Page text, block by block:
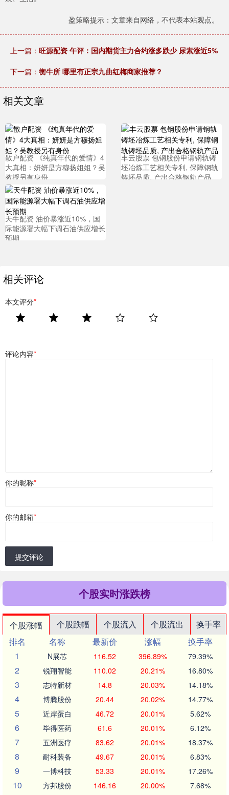
盈策略提示：文章来自网络，不代表本站观点。
上一篇： 旺源配资 午评：国内期货主力合约涨多跌少 尿素涨近5%
下一篇： 衡牛所 哪里有正宗九曲红梅商家推荐？
相关文章
散户配资 《纯真年代的爱情》4
大真相：妍妍是方穆扬姐姐？吴
教授另有身份
丰云股票 包钢股份申请钢轨铸
坯冶炼工艺相关专利, 保障钢轨
铸坯品质, 产出合格钢轨产品
天牛配资 油价暴涨近10%，国
际能源署大幅下调石油供应增长
预期
相关评论
本文评分*
评论内容*
你的昵称*
你的邮箱*
提交评论
个股实时涨跌榜
个股涨幅 个股跌幅 个股流入 个股流出
换手率
排名
名称 最新价 涨幅
换手率
1
N展芯 116.52 396.89% 79.39%
2 锐翔智能 110.02 20.21% 16.80%
3 志特新材 14.8 20.03% 14.18%
4 博腾股份 20.44 20.02% 14.77%
5 近岸蛋白 46.72 20.01% 5.62%
6 毕得医药 61.6 20.01% 6.12%
7 五洲医疗 83.62 20.01% 18.37%
8 耐科装备 49.67 20.01% 6.83%
9 一博科技 53.33 20.01% 17.26%
10 方邦股份 146.16 20.00% 7.68%